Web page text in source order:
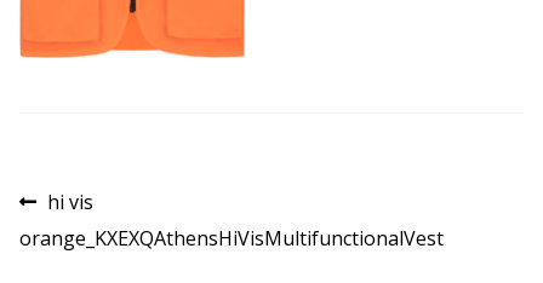
Navigeerimine
Eelmine
postitus:
hi vis
orange_KXEXQAthensHiVisMultifunctionalVest